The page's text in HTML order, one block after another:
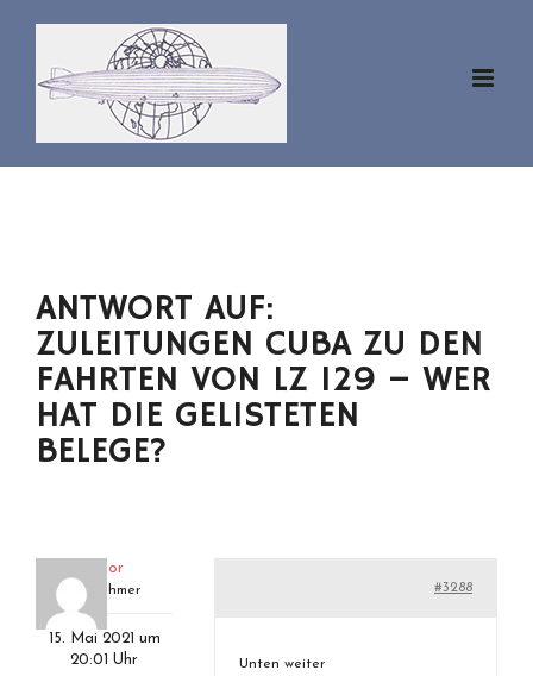
springen
ANTWORT AUF:
ZULEITUNGEN CUBA ZU DEN
FAHRTEN VON LZ 129 – WER
HAT DIE GELISTETEN
BELEGE?
aviator
Teilnehmer
15. Mai 2021 um
20:01 Uhr
#3288
Unten weiter